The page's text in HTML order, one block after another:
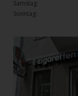
Samstag:
Sonntag: